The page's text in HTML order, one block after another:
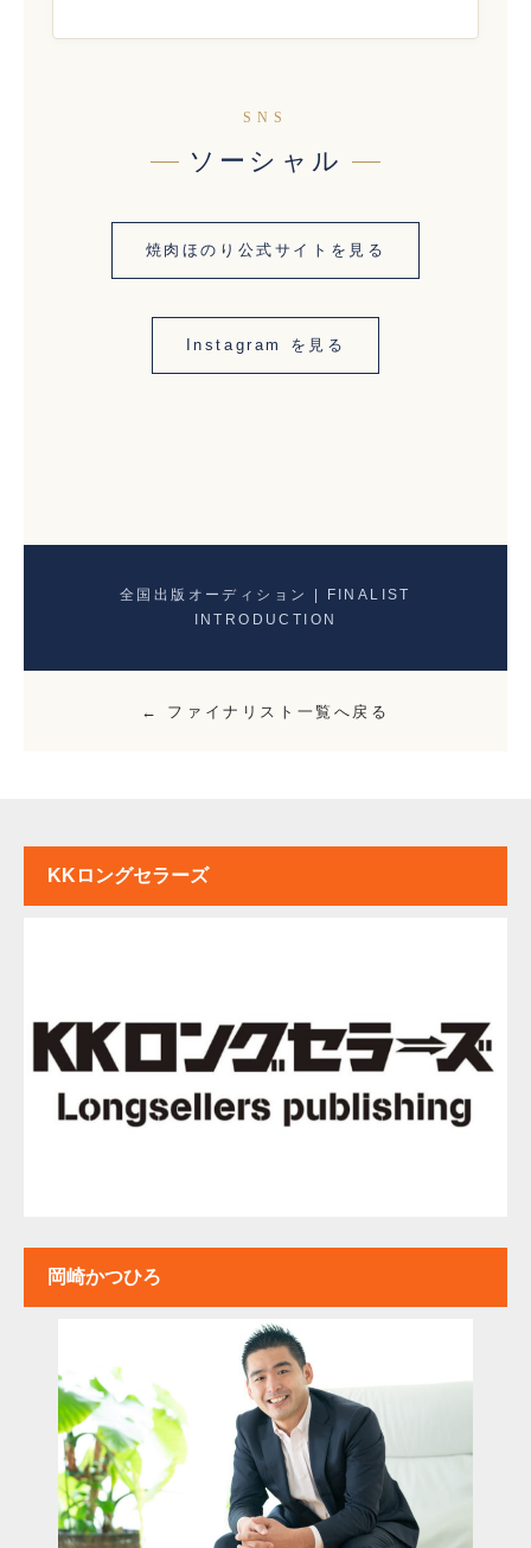
SNS
ソーシャル
焼肉ほのり公式サイトを見る
Instagram を見る
全国出版オーディション | FINALIST
INTRODUCTION
← ファイナリスト一覧へ戻る
KKロングセラーズ
岡崎かつひろ